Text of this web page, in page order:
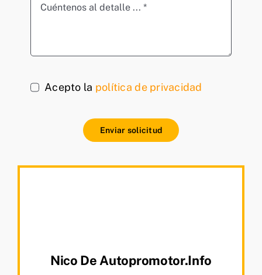
Acepto la política de privacidad
Enviar solicitud
Nico De Autopromotor.info